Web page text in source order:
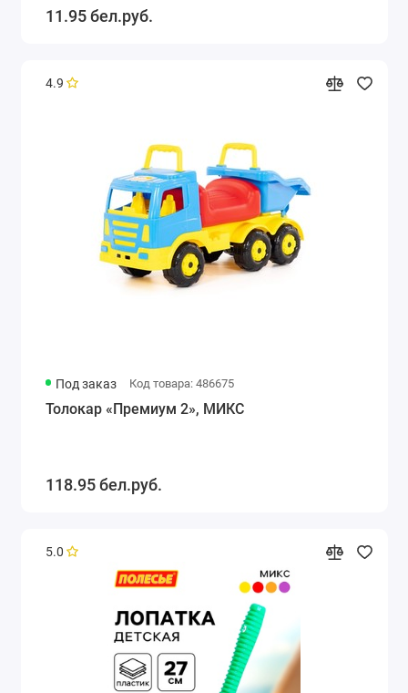
11.95 бел.руб.
4.9
Под заказ Код товара: 486675
Толокар «Премиум 2», МИКС
118.95 бел.руб.
5.0